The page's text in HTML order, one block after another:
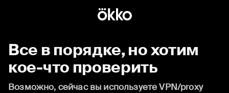
Все в порядке, но хотим
кое-что проверить
Возможно, сейчас вы используете VPN/proxy